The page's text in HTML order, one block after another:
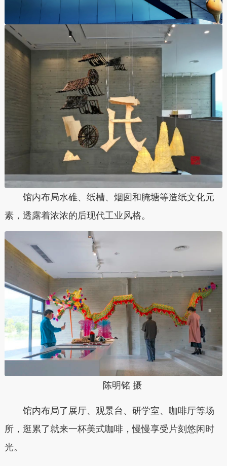
馆内布局水碓、纸槽、烟囱和腌塘等造纸文化元
素，透露着浓浓的后现代工业风格。
陈明铭 摄
馆内布局了展厅、观景台、研学室、咖啡厅等场
所，逛累了就来一杯美式咖啡，慢慢享受片刻悠闲时
光。